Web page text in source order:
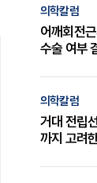
의학칼럼
어깨회전
수술 여부
의학칼럼
거대 전립
까지 고려